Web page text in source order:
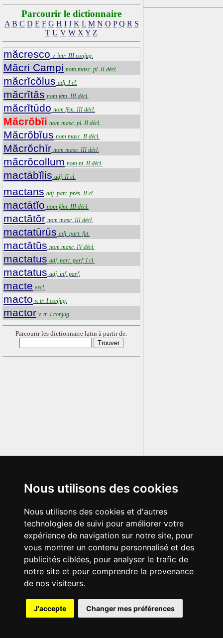
Nous utilisons des cookies
Nous utilisons des cookies et d'autres
technologies de suivi pour améliorer votre
expérience de navigation sur notre site, pour
vous montrer un contenu personnalisé et des
publicités ciblées, pour analyser le trafic de
notre site et pour comprendre la provenance
de nos visiteurs.
J'accepte Changer mes préférences
Parcourir le dictionnaire
A B C D E F G H I J K L M N O P Q R S
T U V W X Y Z
măcresco v. intr. III conjug.
Măcri Campi nom masc. pl. II décl.
măcrĭcŏlus adj. I cl.
măcrĭtās nom fém. III décl.
măcrĭtūdo nom fém. III décl.
Măcrŏbĭi nom masc. pl. II décl.
Măcrŏbĭus nom masc. II décl.
Măcrŏchīr nom masc. III décl.
măcrŏcollum nom nt. II décl.
mactābĭlis adj. II cl.
mactans adj. part. prés. II cl.
mactātĭo nom fém. III décl.
mactātŏr nom masc. III décl.
mactatūrūs adj. part. fut.
mactātŭs nom masc. IV décl.
mactatus adj. part. parf. I cl.
mactatus adj. inf. parf.
macte excl.
macto v. tr. I conjug.
mactor v. tr. I conjug.
Parcourir les dictionnaire latin à partir de:
{{ID:MACROBII100}} ---CACHE---
© 2003-2029 - Tous droits réservés - Olivetti Media Communication